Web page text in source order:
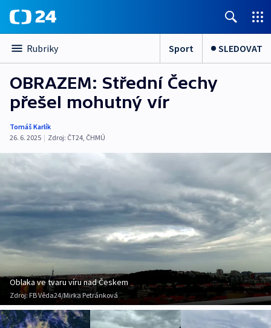
Rubriky Sport SLEDOVAT
OBRAZEM: Střední Čechy
přešel mohutný vír
Tomáš Karlík
26. 6. 2025 | Zdroj: ČT24, ČHMÚ
Oblaka ve tvaru víru nad Českem
Zdroj:FB Věda24/Mirka Petránková